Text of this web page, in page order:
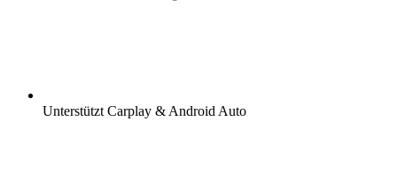
Unterstützt Carplay & Android Auto